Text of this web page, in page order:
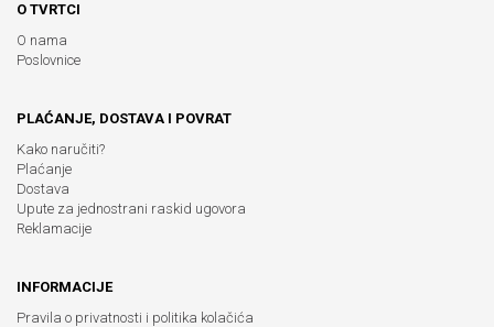
O TVRTCI
O nama
Poslovnice
PLAĆANJE, DOSTAVA I POVRAT
Kako naručiti?
Plaćanje
Dostava
Upute za jednostrani raskid ugovora
Reklamacije
INFORMACIJE
Pravila o privatnosti i politika kolačića